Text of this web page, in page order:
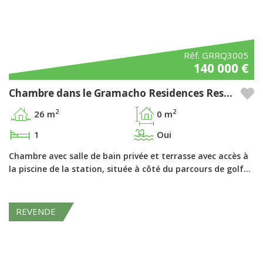
Réf. GRRQ3005
140 000 €
Chambre dans le Gramacho Residences Resort, Ferragudo - Algarve
26 m2 0 m2
1 Oui
Chambre avec salle de bain privée et terrasse avec accès à
la piscine de la station, située à côté du parcours de golf…
REVENDE